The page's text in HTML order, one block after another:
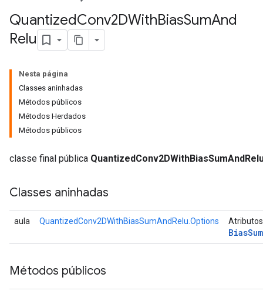
QuantizedConv2DWithBiasSumAnd
Relu
Nesta página
Classes aninhadas
Métodos públicos
Métodos Herdados
Métodos públicos
classe final pública
Classes aninhadas
aula QuantizedConv2DWithBiasSumAndRelu.Options
BiasSum
Métodos públicos